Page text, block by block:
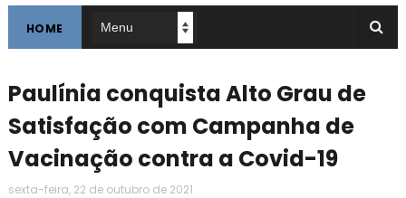
HOME
Paulínia conquista Alto Grau de
Satisfação com Campanha de
Vacinação contra a Covid-19
sexta-feira, 22 de outubro de 2021